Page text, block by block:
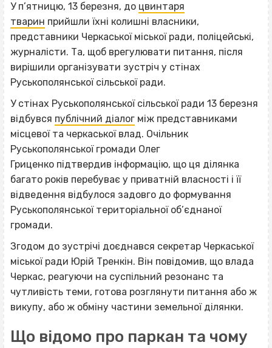
У п’ятницю, 13 березня, до цвинтаря
тварин прийшли їхні колишні власники,
представники Черкаської міської ради, поліцейські,
журналісти. Та, щоб врегулювати питання, після
вирішили організувати зустріч у стінах
Руськополянської сільської ради.
У стінах Руськополянської сільської ради 13 березня
відбувся публічний діалог між представниками
місцевої та черкаської влад. Очільник
Руськополянської громади Олег
Гриценко підтвердив інформацію, що ця ділянка
багато років перебуває у приватній власності і її
відведення відбулося задовго до формування
Руськополянської територіальної об’єднаної
громади.
Згодом до зустрічі доєднався секретар Черкаської
міської ради Юрій Тренкін. Він повідомив, що влада
Черкас, реагуючи на суспільний резонанс та
чутливість теми, готова розглянути питання або ж
викупу, або ж обміну частини земельної ділянки.
Що відомо про паркан та чому